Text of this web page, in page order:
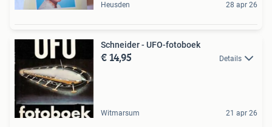
Heusden 28 apr 26
Schneider - UFO-fotoboek
€ 14,95 Details
Witmarsum 21 apr 26